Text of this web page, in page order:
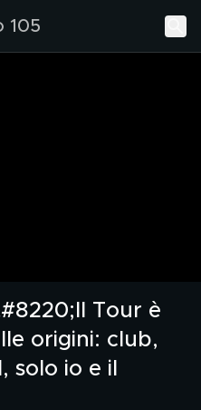
105
Tour è
origini: club,
solo io e il